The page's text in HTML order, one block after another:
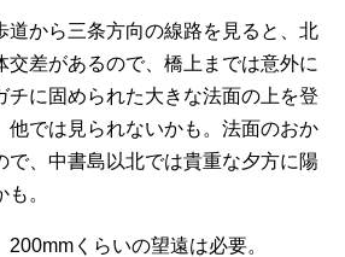
道から三条方向の線路を見ると、北
交差があるので、橋上までは意外に
チに固められた大きな法面の上を登
他では見られないかも。法面のおか
で、中書島以北では貴重な夕方に陽
。
くらいの望遠は必要。